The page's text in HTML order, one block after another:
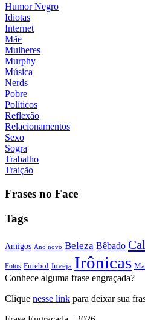
Humor Negro
Idiotas
Internet
Mãe
Mulheres
Murphy
Música
Nerds
Pobre
Políticos
Reflexão
Relacionamentos
Sexo
Sogra
Trabalho
Traição
Frases no Face
Tags
Amigos Ano novo Beleza Bêbado
Fotos Futebol Inveja Irônicas
Conhece alguma frase engraçada?
Clique nesse link para deixar sua